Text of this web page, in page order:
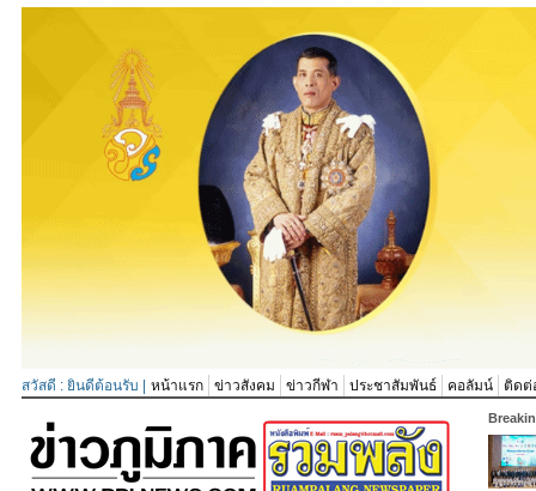
สวัสดี : ยินดีต้อนรับ | หน้าแรก ข่าวสังคม ข่าวกีฬา ประชาสัมพันธ์ คอลัมน์ ติดต่